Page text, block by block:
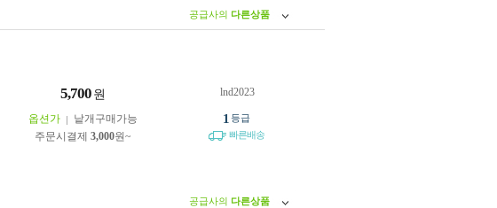
공급사의 다른상품
5,700 원
옵션가
낱개구매가능
주문시결제 3,000원~
lnd2023
1 등급
빠른배송
공급사의 다른상품